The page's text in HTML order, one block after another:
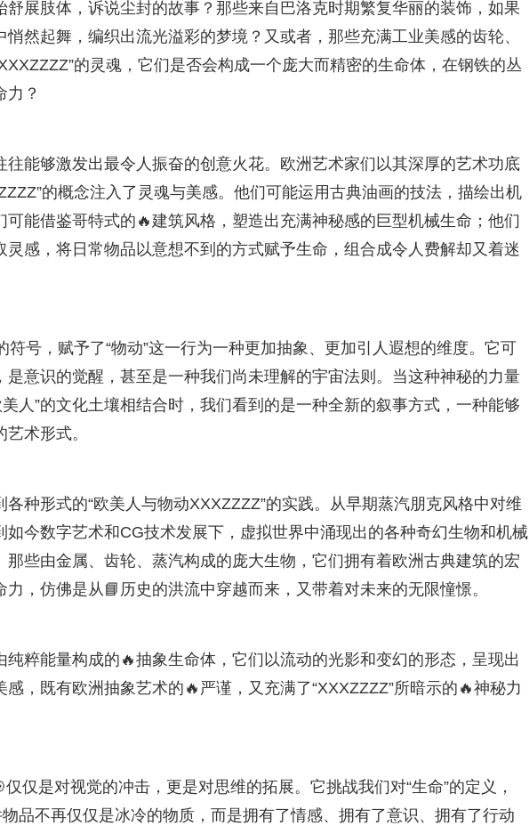
展肢体，诉说尘封的故事？那些来自巴洛克时期繁复华丽的装饰，如果
然起舞，编织出流光溢彩的梦境？又或者，那些充满工业美感的齿轮、
的灵魂，它们是否会构成一个庞大而精密的生命体，在钢铁的丛
力？
往能够激发出最令人振奋的创意火花。欧洲艺术家们以其深厚的艺术功底
的概念注入了灵魂与美感。他们可能运用古典油画的技法，描绘出机
能借鉴哥特式的🔥建筑风格，塑造出充满神秘感的巨型机械生命；他们
感，将日常物品以意想不到的方式赋予生命，组合成令人费解却又着迷
符号，赋予了“物动”这一行为一种更加抽象、更加引人遐想的维度。它可
意识的觉醒，甚至是一种我们尚未理解的宇宙法则。当这种神秘的力量
美人”的文化土壤相结合时，我们看到的是一种全新的叙事方式，一种能够
术形式。
种形式的“欧美人与物动XXXZZZZ”的实践。从早期蒸汽朋克风格中对维
今数字艺术和CG技术发展下，虚拟世界中涌现出的各种奇幻生物和机械
些由金属、齿轮、蒸汽构成的庞大生物，它们拥有着欧洲古典建筑的宏
，仿佛是从📘历史的洪流中穿越而来，又带着对未来的无限憧憬。
纯粹能量构成的🔥抽象生命体，它们以流动的光影和变幻的形态，呈现出
，既有欧洲抽象艺术的🔥严谨，又充满了“XXXZZZZ”所暗示的🔥神秘力
仅是对视觉的冲击，更是对思维的拓展。它挑战我们对“生命”的定义，
品不再仅仅是冰冷的物质，而是拥有了情感、拥有了意识、拥有了行动